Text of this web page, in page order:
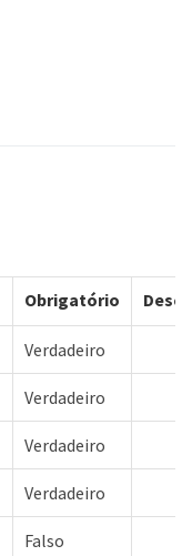
Obrigatório
Verdadeiro
Verdadeiro
Verdadeiro
Verdadeiro
Falso